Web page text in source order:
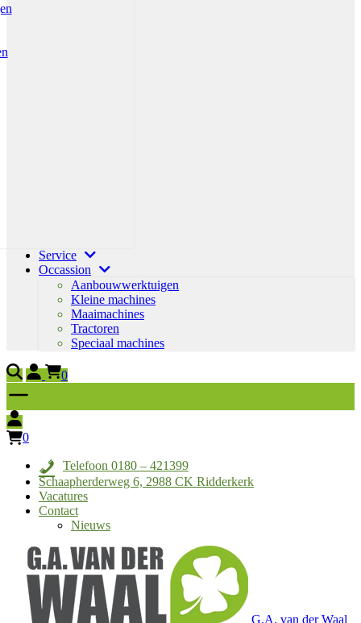
Service
Occassion
Aanbouwwerktuigen
Kleine machines
Maaimachines
Tractoren
Speciaal machines
0
0
Telefoon 0180 – 421399
Schaapherderweg 6, 2988 CK Ridderkerk
Vacatures
Contact
Nieuws
G.A. van der Waal